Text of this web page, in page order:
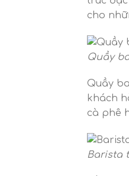
cho
Quầy
Quầy
khách
cà phê
Barista